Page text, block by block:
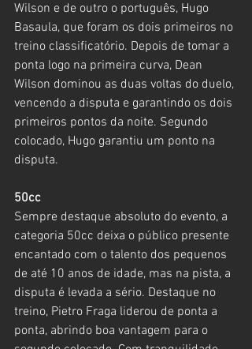
Wilson e de outro o português, Hugo
Basaula, que foram os dois primeiros no
treino classificatório. Depois de tomar a
ponta logo na primeira curva, Dean
Wilson dominou as duas voltas do duelo,
vencendo a disputa e garantindo os dois
primeiros pontos da noite. Segundo
colocado, Hugo garantiu um ponto na
disputa.
50cc
Sempre destaque absoluto do evento, a
categoria 50cc deixa o público presente
encantado com o talento dos pequenos
de até 10 anos de idade, mas na pista, a
disputa é levada a sério. Destaque no
treino, Pietro Fraga liderou de ponta a
ponta, abrindo boa vantagem para o